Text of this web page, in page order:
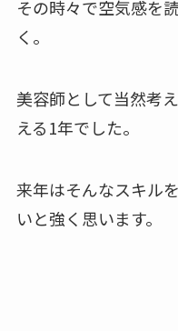
その時々で空気感を
く。
美容師として当然考
える1年でした。
来年はそんなスキル
いと強く思います。